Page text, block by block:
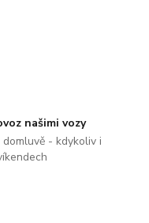
našimi vozy
domluvě - kdykoliv i